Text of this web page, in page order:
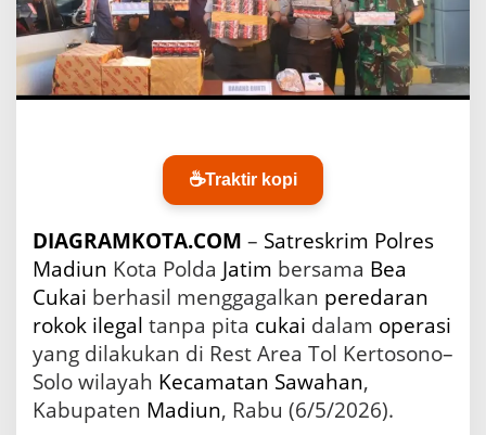
a
l
k
n
n
i
m
a
n
3
1
j
u
t
☕Traktir kopi
DIAGRAMKOTA.COM – Satreskrim Polres
Madiun Kota Polda Jatim bersama Bea
Cukai berhasil menggagalkan peredaran
rokok ilegal tanpa pita cukai dalam operasi
yang dilakukan di Rest Area Tol Kertosono–
Solo wilayah Kecamatan Sawahan,
Kabupaten Madiun, Rabu (6/5/2026).